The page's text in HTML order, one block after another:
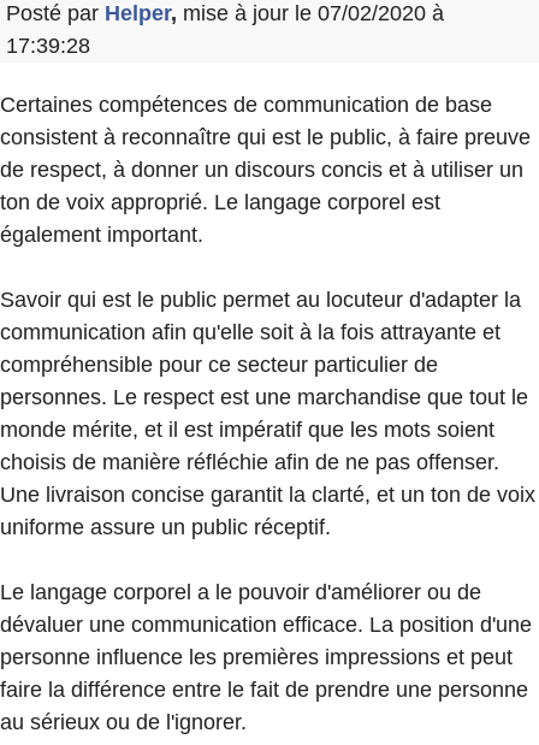
Posté par Helper, mise à jour le 07/02/2020 à
17:39:28
Certaines compétences de communication de base
consistent à reconnaître qui est le public, à faire preuve
de respect, à donner un discours concis et à utiliser un
ton de voix approprié. Le langage corporel est
également important.
Savoir qui est le public permet au locuteur d'adapter la
communication afin qu'elle soit à la fois attrayante et
compréhensible pour ce secteur particulier de
personnes. Le respect est une marchandise que tout le
monde mérite, et il est impératif que les mots soient
choisis de manière réfléchie afin de ne pas offenser.
Une livraison concise garantit la clarté, et un ton de voix
uniforme assure un public réceptif.
Le langage corporel a le pouvoir d'améliorer ou de
dévaluer une communication efficace. La position d'une
personne influence les premières impressions et peut
faire la différence entre le fait de prendre une personne
au sérieux ou de l'ignorer.